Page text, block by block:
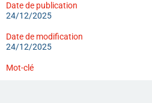
Date de publication
24/12/2025
Date de modification
24/12/2025
Mot-clé